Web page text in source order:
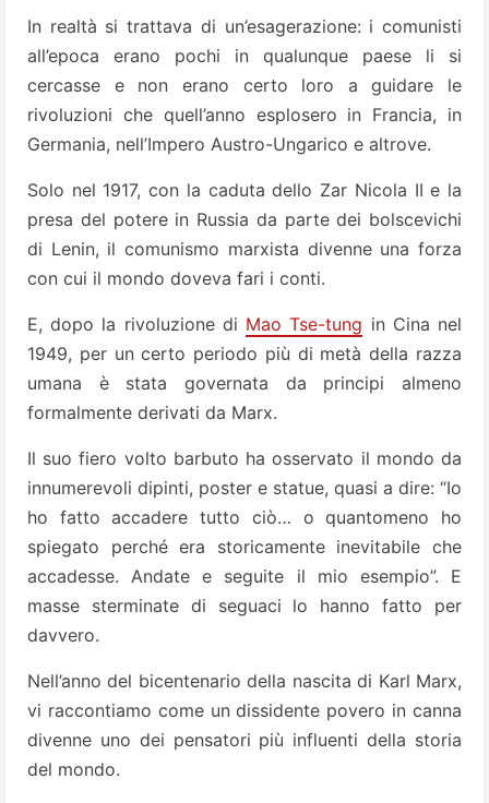
In realtà si trattava di un’esagerazione: i comunisti
all’epoca erano pochi in qualunque paese li si
cercasse e non erano certo loro a guidare le
rivoluzioni che quell’anno esplosero in Francia, in
Germania, nell’Impero Austro-Ungarico e altrove.
Solo nel 1917, con la caduta dello Zar Nicola II e la
presa del potere in Russia da parte dei bolscevichi
di Lenin, il comunismo marxista divenne una forza
con cui il mondo doveva fari i conti.
E, dopo la rivoluzione di Mao Tse-tung in Cina nel
1949, per un certo periodo più di metà della razza
umana è stata governata da principi almeno
formalmente derivati da Marx.
Il suo fiero volto barbuto ha osservato il mondo da
innumerevoli dipinti, poster e statue, quasi a dire: “Io
ho fatto accadere tutto ciò… o quantomeno ho
spiegato perché era storicamente inevitabile che
accadesse. Andate e seguite il mio esempio”. E
masse sterminate di seguaci lo hanno fatto per
davvero.
Nell’anno del bicentenario della nascita di Karl Marx,
vi raccontiamo come un dissidente povero in canna
divenne uno dei pensatori più influenti della storia
del mondo.